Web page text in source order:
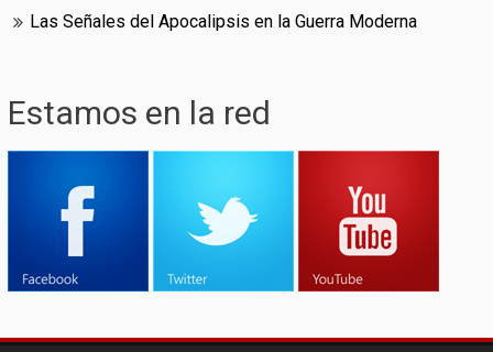
Las Señales del Apocalipsis en la Guerra Moderna
Estamos en la red